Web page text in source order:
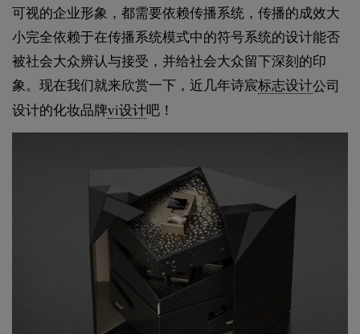
可视的企业形象，都需要依赖传播系统，传播的成效大
小完全依赖于在传播系统模式中的符号系统的设计能否
被社会大众辨认与接受，并给社会大众留下深刻的印
象。现在我们就来欣赏一下，近几年诗宸标志设计公司
设计的化妆品牌vi设计吧！